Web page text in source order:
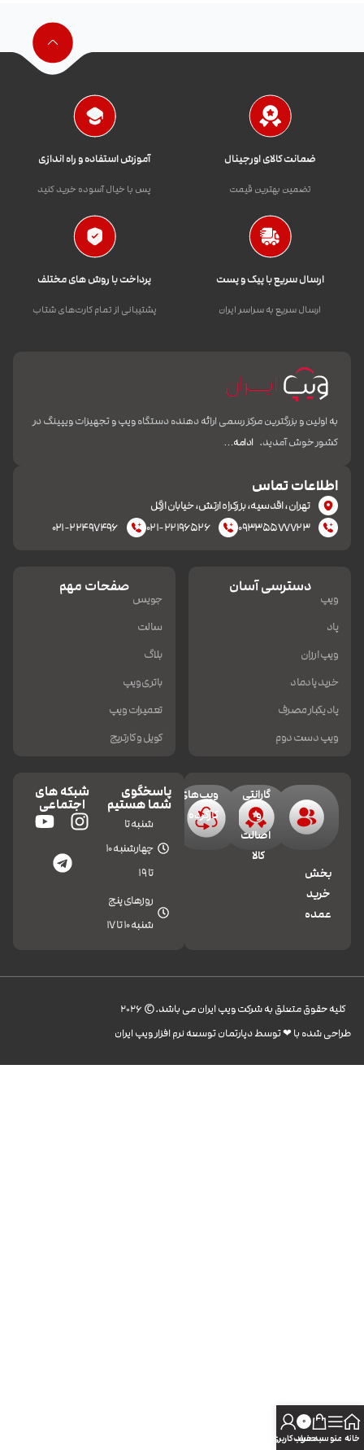
ضمانت کالای اورجینال
تضمین بهترین قیمت
آموزش استفاده و راه اندازی
پس با خیال آسوده خرید کنید
ارسال سریع با پیک و پست
ارسال سریع به سراسر ایران
پرداخت با روش های مختلف
پشتیبانی از تمام کارت‌های شتاب
به اولین و بزرگترین مرکز رسمی ارائه دهنده دستگاه ویپ و تجهیزات ویپینگ در
کشور خوش آمدید. ادامه…
اطلاعات تماس
تهران، اقدسیه، بزرکراه ارتش، خیابان ازگل
۰۹۳۳۵۵۷۷۷۲۳
۰۲۱-۲۲۱۹۶۵۲۶ ۰۲۱-۲۲۴۹۷۴۹۶
دسترسی آسان
ویپ
پاد
ویپ ارزان
خرید پادماد
پاد یکبار مصرف
ویپ دست دوم
صفحات مهم
جویس
سالت
بلاگ
باتری ویپ
تعمیرات ویپ
کویل و کارتریج
بخش
خرید
عمده
گارانتی
و
اصالت
کالا
ویپ‌های
کارکرده
پاسخگوی
شما هستیم
شنبه تا
چهارشنبه 10
تا 19
روزهای پنج
شنبه 10 تا 17
شبکه های
اجتماعی
کليه حقوق متعلق به شرکت ویپ ایران می باشد.© 2026
طراحی شده با ❤︎ توسط دپارتمان توسعه نرم افزار ویپ ایران
خانه منو
0
سبد خرید
حساب کاربری من